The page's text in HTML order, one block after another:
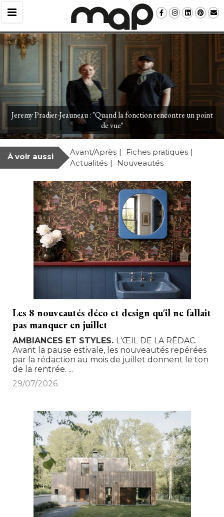
Jeremy Pradier-Jeauneau : "Quand la fonction rencontre un point
de vue"
À voir aussi Avant/Après
Fiches pratiques
Actualités
Nouveautés
Les 8 nouveautés déco et design qu'il ne fallait
pas manquer en juillet
AMBIANCES ET STYLES L'ŒIL DE LA RÉDAC.
Avant la pause estivale, les nouveautés repérées
par la rédaction au mois de juillet donnent le ton
de la rentrée. ...
29/07/2026